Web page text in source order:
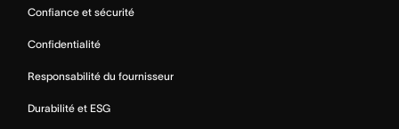
Confiance et sécurité
Confidentialité
Responsabilité du fournisseur
Durabilité et ESG